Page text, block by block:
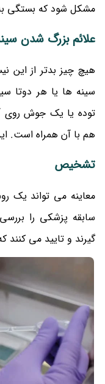
مشکل شود که بستگی
علائم بزرگ شدن
هیچ چیز بدتر از این
سینه ها یا هر دوتا
توده یا یک جوش روی
هم با آن همراه است.
تشخیص
معاینه می تواند یک
سابقه پزشکی را
گیرند و تایید می‌